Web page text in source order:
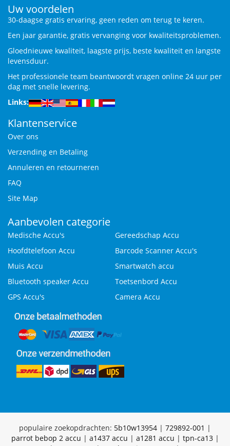
Uw voordelen
30-daagse gratis ervaring, geen reden om terug te keren.
Een jaar garantie, gratis vervanging voor kwaliteitsproblemen.
Gloednieuwe kwaliteit, laagste prijs, beste kwaliteit en langste
levensduur.
Het professionele team beantwoordt vragen online 24 uur per
dag met snelle levering.
Links:
Klantenservice
Over ons
Verzending en Betaling
Annuleren en retourneren
FAQ
Site Map
Aanbevolen categorie
Medische Accu's
Gereedschap Accu
Hoofdtelefoon Accu
Barcode Scanner Accu's
Muis Accu
Smartwatch accu
Bluetooth speaker Accu
Toetsenbord Accu
GPS Accu's
Camera Accu
populaire zoekopdrachten: 5b10w13954 | 729892-001 |
parrot bebop 2 accu | a1437 accu | a1281 accu | tpn-ca13|